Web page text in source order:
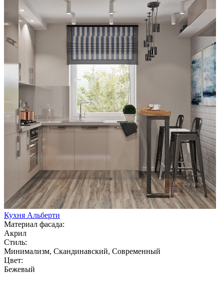
Кухня Альберти
Материал фасада:
Акрил
Стиль:
Минимализм, Скандинавский, Современный
Цвет:
Бежевый